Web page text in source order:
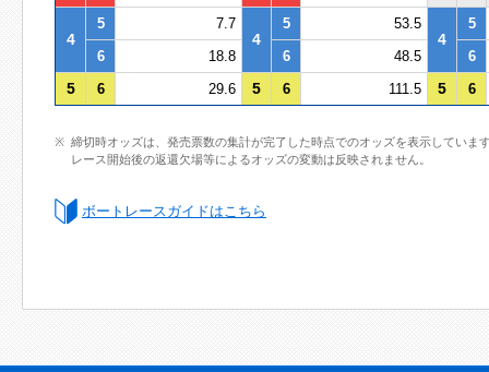
4
5 7.7
4
5 53.5
4
5
6
18.8 6 48.5 6
5 6 29.6 5 6 111.5 5 6
締切時オッズは、発売票数の集計が完了した時点でのオッズを表示していま
レース開始後の返還欠場等によるオッズの変動は反映されません。
ボートレースガイドはこちら